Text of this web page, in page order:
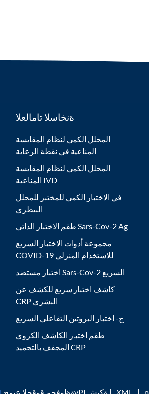
ةنخاسلا تامالعلا
المحلل الكمي لنظام المقايسة
المناعية في نقطة الرعاية
المحلل الكمي لنظام المقايسة
المناعية IVD
في الاختبار الكمي للمختبر للمحلل
البيطري
طقم الاختبار الذاتي Sars-Cov-2 Ag
مجموعة أدوات الاختبار السريع
COVID-19 للاستخدام المنزلي
اختبار مستضد Sars-Cov-2 السريع
كاشف اختبار سريع للكشف عن
CRP البشري
ج- اختبار البروتين التفاعلي السريع
طقم اختبار الكاشف الكروي
المجفف بالتجميد CRP
رشنلاو عبطلا قوقح © 2026 Nanjing Poclight Biotechnology Co., Ltd. ةظوفحم قوقحلا عيمج. ةموعدم 6vPI ةكبش | XML |